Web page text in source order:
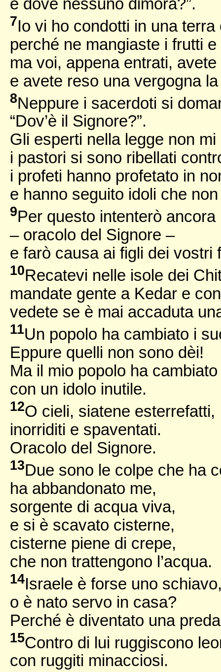
e dove nessuno dimora?”.
7Io vi ho condotti in una
perché ne mangiaste i frutti
ma voi, appena entrati,
e avete reso una vergogna
8Neppure i sacerdoti si
“Dov’è il Signore?”.
Gli esperti nella legge non
i pastori si sono ribellati
i profeti hanno profetato in
e hanno seguito idoli che
9Per questo intenterò
– oracolo del Signore –
e farò causa ai figli dei vostri
10Recatevi nelle isole dei
mandate gente a Kedar e
vedete se è mai accaduta
11Un popolo ha cambiato i
Eppure quelli non sono dèi!
Ma il mio popolo ha
con un idolo inutile.
12O cieli, siatene esterrefatti,
inorriditi e spaventati.
Oracolo del Signore.
13Due sono le colpe che ha
ha abbandonato me,
sorgente di acqua viva,
e si è scavato cisterne,
cisterne piene di crepe,
che non trattengono l’acqua.
14Israele è forse uno
o è nato servo in casa?
Perché è diventato una
15Contro di lui ruggiscono
con ruggiti minacciosi.